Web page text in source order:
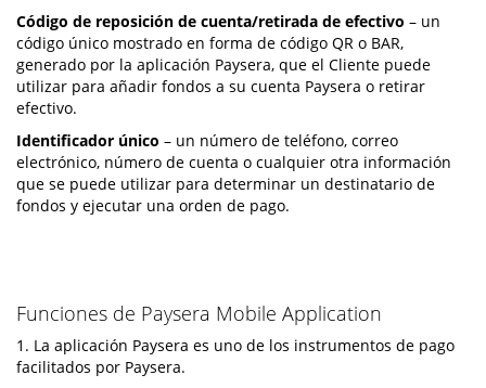
Código de reposición de cuenta/retirada de efectivo – un
código único mostrado en forma de código QR o BAR,
generado por la aplicación Paysera, que el Cliente puede
utilizar para añadir fondos a su cuenta Paysera o retirar
efectivo.
Identificador único – un número de teléfono, correo
electrónico, número de cuenta o cualquier otra información
que se puede utilizar para determinar un destinatario de
fondos y ejecutar una orden de pago.
Funciones de Paysera Mobile Application
1. La aplicación Paysera es uno de los instrumentos de pago
facilitados por Paysera.